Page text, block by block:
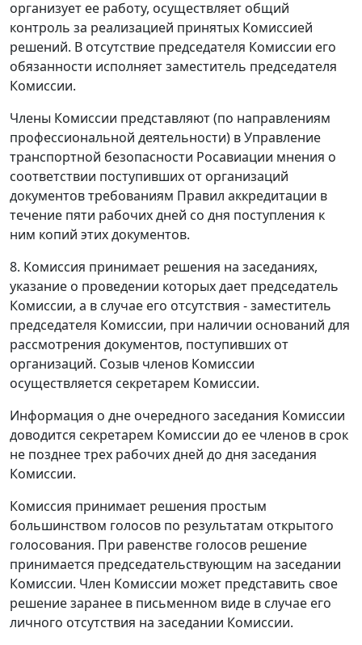
организует ее работу, осуществляет общий
контроль за реализацией принятых Комиссией
решений. В отсутствие председателя Комиссии его
обязанности исполняет заместитель председателя
Комиссии.
Члены Комиссии представляют (по направлениям
профессиональной деятельности) в Управление
транспортной безопасности Росавиации мнения о
соответствии поступивших от организаций
документов требованиям Правил аккредитации в
течение пяти рабочих дней со дня поступления к
ним копий этих документов.
8. Комиссия принимает решения на заседаниях,
указание о проведении которых дает председатель
Комиссии, а в случае его отсутствия - заместитель
председателя Комиссии, при наличии оснований для
рассмотрения документов, поступивших от
организаций. Созыв членов Комиссии
осуществляется секретарем Комиссии.
Информация о дне очередного заседания Комиссии
доводится секретарем Комиссии до ее членов в срок
не позднее трех рабочих дней до дня заседания
Комиссии.
Комиссия принимает решения простым
большинством голосов по результатам открытого
голосования. При равенстве голосов решение
принимается председательствующим на заседании
Комиссии. Член Комиссии может представить свое
решение заранее в письменном виде в случае его
личного отсутствия на заседании Комиссии.